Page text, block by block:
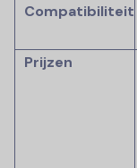
Compatibiliteit
Prijzen